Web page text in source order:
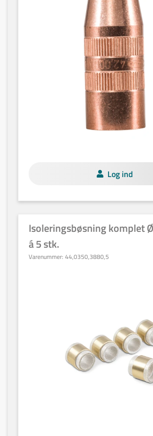
Log ind
Isoleringsbøsning komplet
á 5 stk.
Varenummer: 44,0350,3880,5